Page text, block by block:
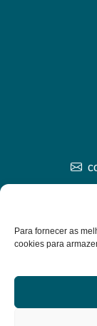
Para fornecer as
cookies para